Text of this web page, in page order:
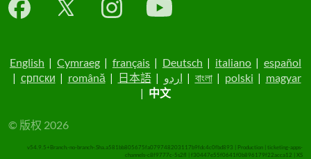
English | Cymraeg | français | Deutsch | italiano | español
| српски | română | 日本語| اردو | বাংলা| polski | magyar
| 中文
© 版权 2026
v54.9.5+Branch.-no-branch-.Sha.a581bb805675fa079748203117b9fdc4c0fbd893 | Production | ticketing-apps-
channels-c8f9777c-5s2fl | f30447e55f0641f0b896179f22acca12 | XS